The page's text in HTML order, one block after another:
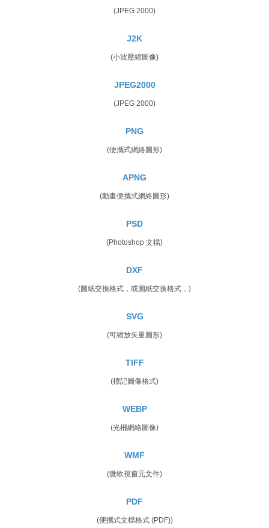
(JPEG 2000)
J2K
(小波壓縮圖像)
JPEG2000
(JPEG 2000)
PNG
(便攜式網絡圖形)
APNG
(動畫便攜式網絡圖形)
PSD
(Photoshop 文檔)
DXF
(圖紙交換格式，或圖紙交換格式，)
SVG
(可縮放矢量圖形)
TIFF
(標記圖像格式)
WEBP
(光柵網絡圖像)
WMF
(微軟視窗元文件)
PDF
(便攜式文檔格式 (PDF))